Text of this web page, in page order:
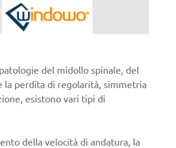
del midollo spinale, del
la perdita di regolarità, simmetria
esistono vari tipi di
della velocità di andatura, la